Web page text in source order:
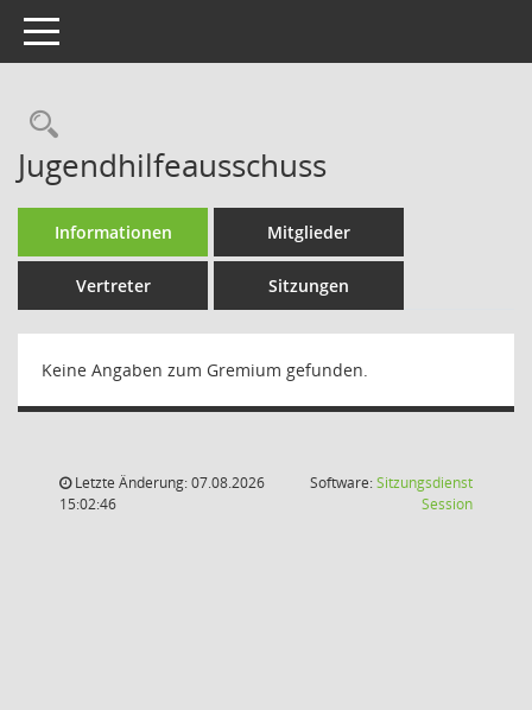
Toggle navigation
Rechercheauswahl
Jugendhilfeausschuss
Informationen Mitglieder
Vertreter Sitzungen
Keine Angaben zum Gremium gefunden.
Letzte Änderung: 07.08.2026
15:02:46
Software:Sitzungsdienst
Session(Wird in